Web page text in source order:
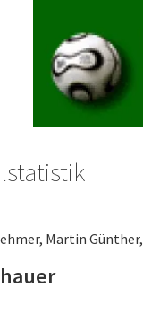
, Martin Günther,